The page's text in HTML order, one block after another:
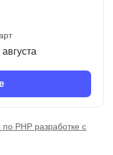
августа
по PHP разработке с